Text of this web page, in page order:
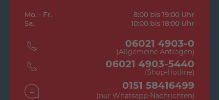
Mo. - Fr.
8:00 bis 19:00 Uhr
Sa.
10:00 bis 18:00 Uhr
06021 4903-0
(Allgemeine Anfragen)
06021 4903-5440
(Shop-Hotline)
0151 58416499
(nur Whatsapp-Nachrichten)